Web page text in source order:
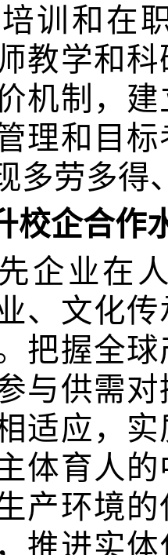
训和在
教学和
机制，
理和目
多劳多得
校企合作
企业在
、文化
把握全
与供需
适应，
体育人
产环境
推进实